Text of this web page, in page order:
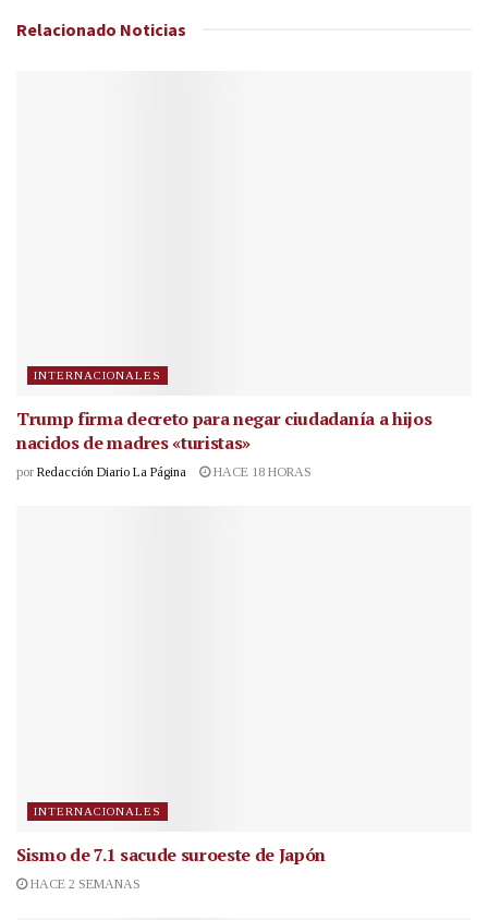
Relacionado Noticias
INTERNACIONALES
Trump firma decreto para negar ciudadanía a hijos
nacidos de madres «turistas»
por Redacción Diario La Página HACE 18 HORAS
INTERNACIONALES
Sismo de 7.1 sacude suroeste de Japón
HACE 2 SEMANAS